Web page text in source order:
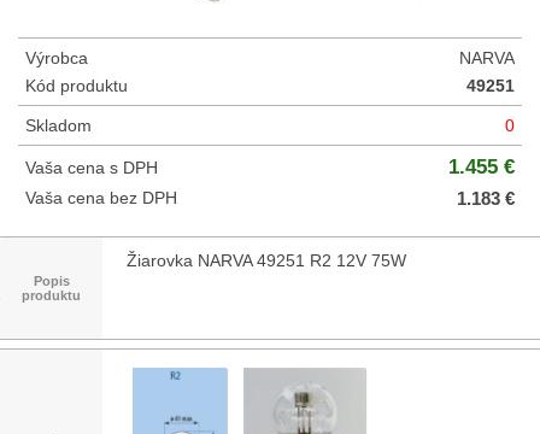
Výrobca
NARVA
Kód produktu
49251
Skladom 0
Vaša cena s DPH 1.455 €
Vaša cena bez DPH 1.183 €
Popis
produktu
Žiarovka NARVA 49251 R2 12V 75W